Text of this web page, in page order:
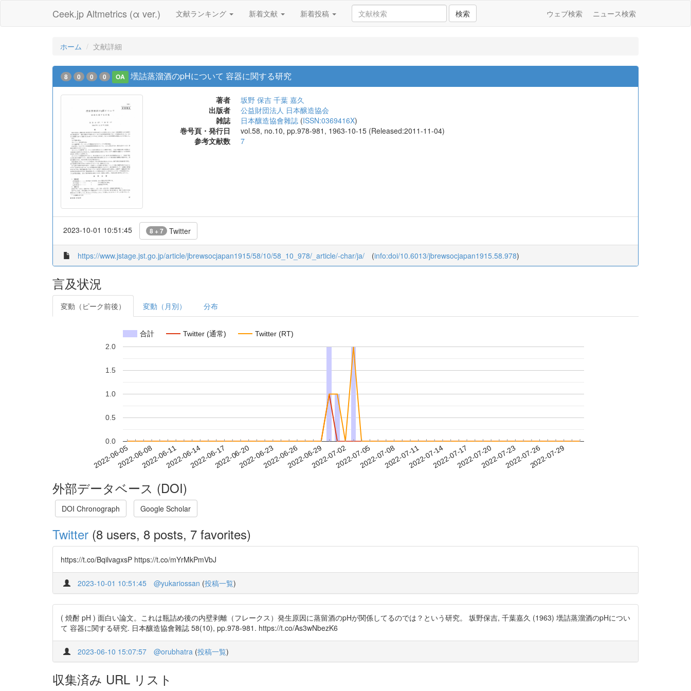
Ceek.jp Altmetrics (α ver.) 文献ランキング 新着文献 新着投稿 検索 ウェブ検索 ニュース検索
ホーム 文献詳細
8 0 0 0 OA 壜詰蒸溜酒のpHについて 容器に関する研究
著者 坂野 保吉 千葉 嘉久
出版者
公益財団法人 日本醸造協会
雑誌
日本釀造協會雜誌 (ISSN:0369416X)
巻号頁・発行日
vol.58, no.10, pp.978-981, 1963-10-15 (Released:2011-11-04)
参考文献数
7
2023-10-01 10:51:45 8 + 7 Twitter
https://www.jstage.jst.go.jp/article/jbrewsocjapan1915/58/10/58_10_978/_article/-char/ja/ (info:doi/10.6013/jbrewsocjapan1915.58.978)
言及状況
変動（ピーク前後） 変動（月別） 分布
合計 Twitter (通常) Twitter (RT)
2022-06-052022-06-082022-06-112022-06-142022-06-172022-06-202022-06-232022-06-262022-06-292022-07-022022-07-052022-07-082022-07-112022-07-142022-07-172022-07-202022-07-232022-07-262022-07-29
0.0
0.5
1.0
1.5
2.0
外部データベース (DOI)
DOI Chronograph Google Scholar
Twitter (8 users, 8 posts, 7 favorites)
https://t.co/BqilvagxsP https://t.co/mYrMkPmVbJ
2023-10-01 10:51:45 @yukariossan (投稿一覧)
( 焼酎 pH ) 面白い論文。これは瓶詰め後の内壁剥離（フレークス）発生原因に蒸留酒のpHが関係してるのでは？という研究。 坂野保吉, 千葉嘉久 (1963) 壜詰蒸溜酒のpHについ
て 容器に関する研究. 日本釀造協會雜誌 58(10), pp.978-981. https://t.co/As3wNbezK6
2023-06-10 15:07:57 @orubhatra (投稿一覧)
収集済み URL リスト